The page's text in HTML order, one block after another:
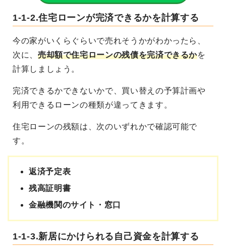
1-1-2.住宅ローンが完済できるかを計算する
今の家がいくらぐらいで売れそうかがわかったら、
次に、 売却額で住宅ローンの残債を完済できるかを
計算しましょう。
完済できるかできないかで、買い替えの予算計画や
利用できるローンの種類が違ってきます。
住宅ローンの残額は、次のいずれかで確認可能で
す。
返済予定表
残高証明書
金融機関のサイト・窓口
1-1-3.新居にかけられる自己資金を計算する